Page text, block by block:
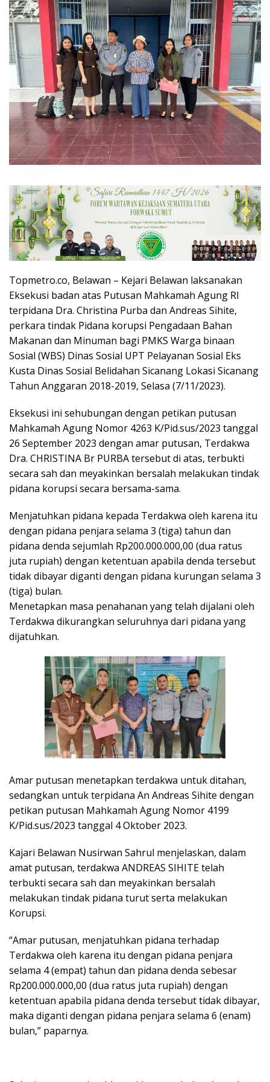
Topmetro.co, Belawan – Kejari Belawan laksanakan
Eksekusi badan atas Putusan Mahkamah Agung RI
terpidana Dra. Christina Purba dan Andreas Sihite,
perkara tindak Pidana korupsi Pengadaan Bahan
Makanan dan Minuman bagi PMKS Warga binaan
Sosial (WBS) Dinas Sosial UPT Pelayanan Sosial Eks
Kusta Dinas Sosial Belidahan Sicanang Lokasi Sicanang
Tahun Anggaran 2018-2019, Selasa (7/11/2023).
Eksekusi ini sehubungan dengan petikan putusan
Mahkamah Agung Nomor 4263 K/Pid.sus/2023 tanggal
26 September 2023 dengan amar putusan, Terdakwa
Dra. CHRISTINA Br PURBA tersebut di atas, terbukti
secara sah dan meyakinkan bersalah melakukan tindak
pidana korupsi secara bersama-sama.
Menjatuhkan pidana kepada Terdakwa oleh karena itu
dengan pidana penjara selama 3 (tiga) tahun dan
pidana denda sejumlah Rp200.000.000,00 (dua ratus
juta rupiah) dengan ketentuan apabila denda tersebut
tidak dibayar diganti dengan pidana kurungan selama 3
(tiga) bulan.
Menetapkan masa penahanan yang telah dijalani oleh
Terdakwa dikurangkan seluruhnya dari pidana yang
dijatuhkan.
Amar putusan menetapkan terdakwa untuk ditahan,
sedangkan untuk terpidana An Andreas Sihite dengan
petikan putusan Mahkamah Agung Nomor 4199
K/Pid.sus/2023 tanggal 4 Oktober 2023.
Kajari Belawan Nusirwan Sahrul menjelaskan, dalam
amat putusan, terdakwa ANDREAS SIHITE telah
terbukti secara sah dan meyakinkan bersalah
melakukan tindak pidana turut serta melakukan
Korupsi.
“Amar putusan, menjatuhkan pidana terhadap
Terdakwa oleh karena itu dengan pidana penjara
selama 4 (empat) tahun dan pidana denda sebesar
Rp200.000.000,00 (dua ratus juta rupiah) dengan
ketentuan apabila pidana denda tersebut tidak dibayar,
maka diganti dengan pidana penjara selama 6 (enam)
bulan,” paparnya.